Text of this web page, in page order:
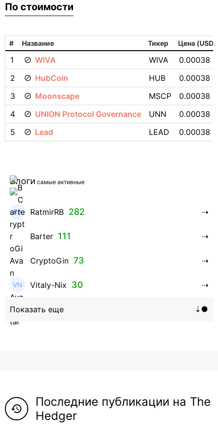
По стоимости
# Название Тикер Цена (USD)
1 WIVA WIVA
0.00038 $
2
HubCoin HUB
0.00038 $
3
Moonscape MSCP
0.00038 $
4
UNION Protocol Governance UNN
0.00038 $
5
Lead LEAD 0.00038 $
Блоги самые активные
RatmirRB 282
Barter 111
CryptoGin 73
Vitaly-Nix 30
Hanna_Zolo4evskaya
Neftegrad 5
history
Последние публикации на The
Hedger